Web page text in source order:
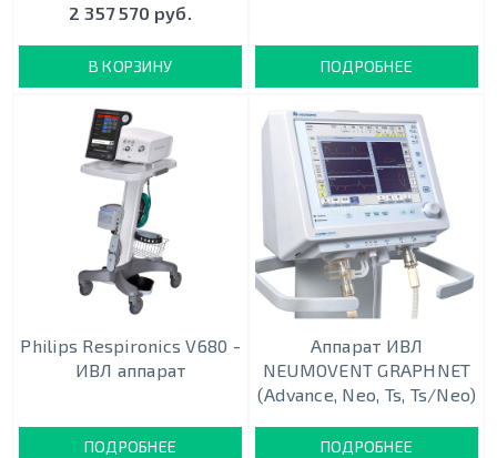
2 357 570 руб.
В КОРЗИНУ ПОДРОБНЕЕ
Philips Respironics V680 -
ИВЛ аппарат
ПОДРОБНЕЕ
Аппарат ИВЛ
NEUMOVENT GRAPHNET
(Advance, Neo, Ts, Ts/Neo)
ПОДРОБНЕЕ